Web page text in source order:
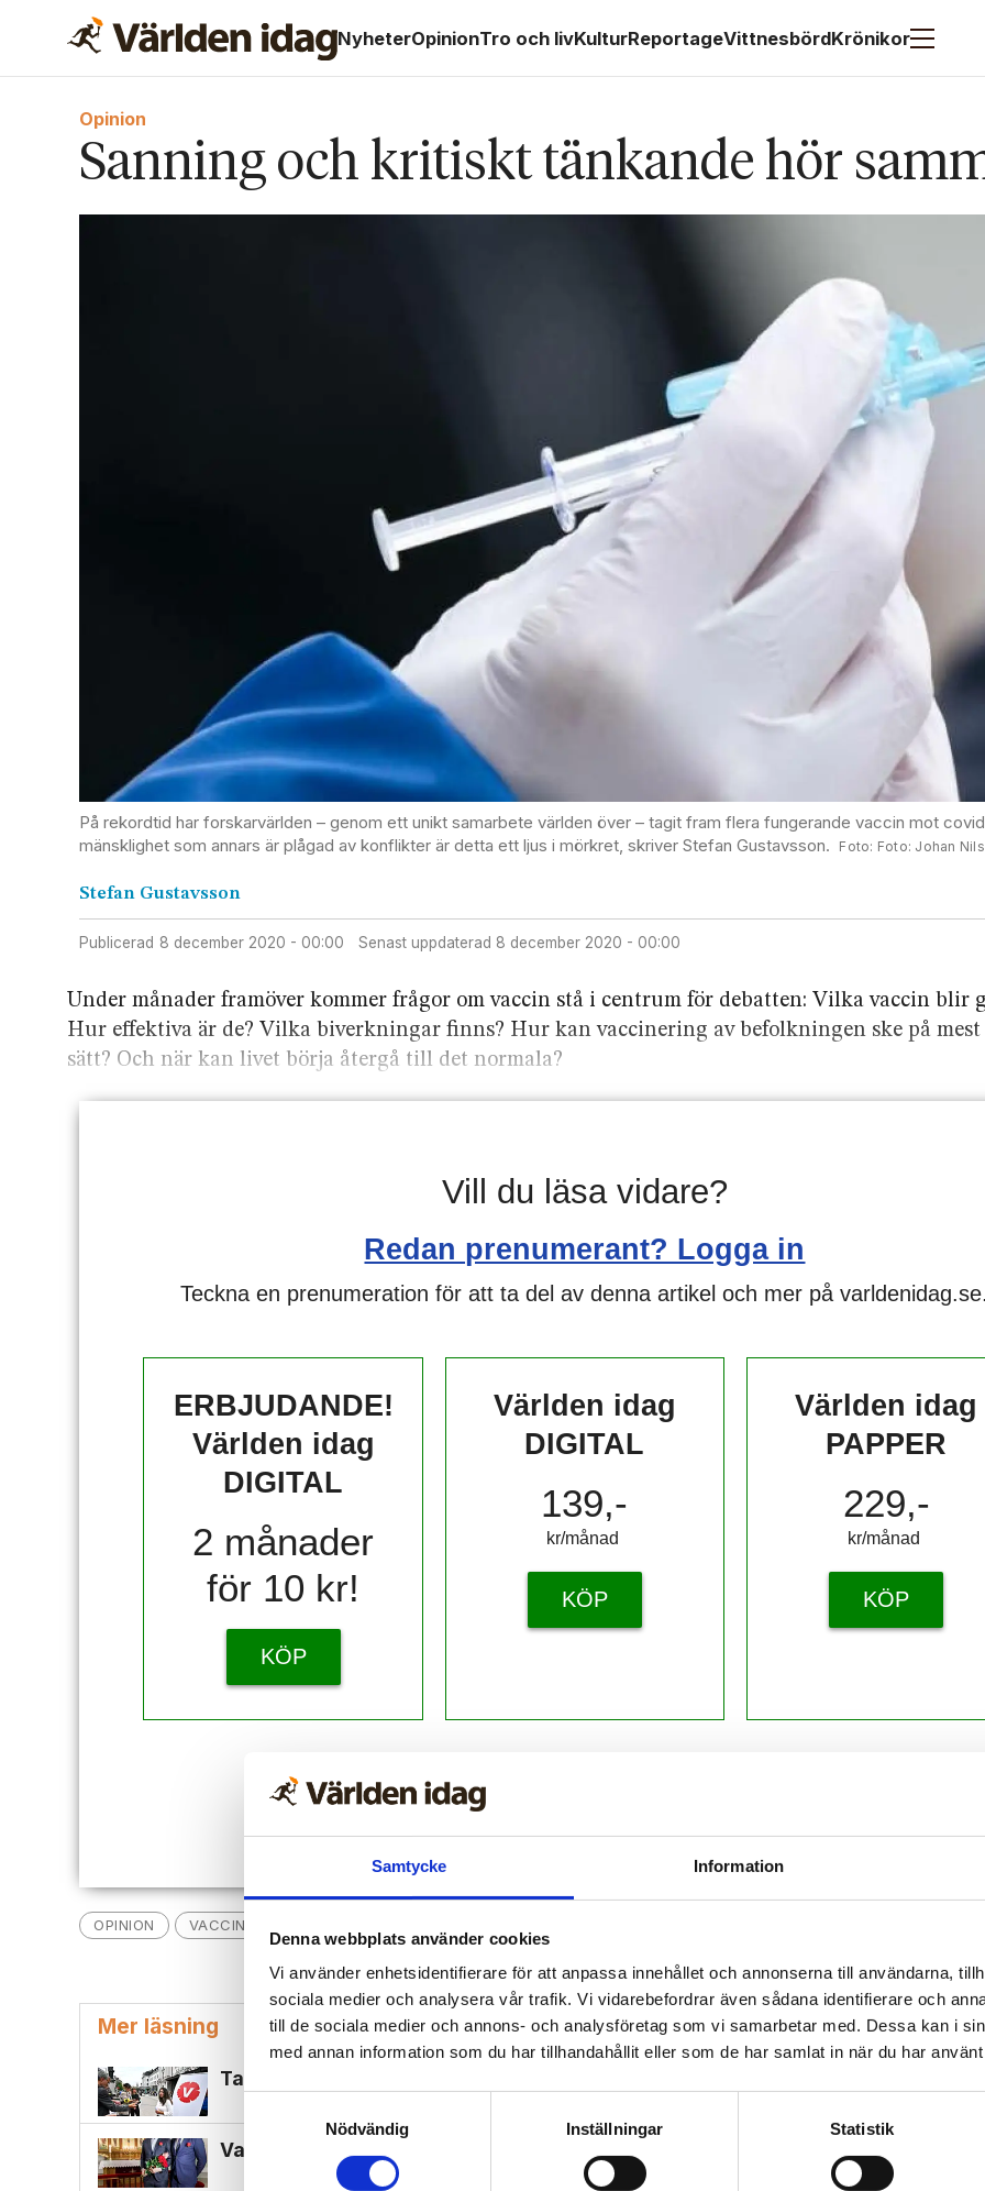
Samtycke Information
Denna webbplats använder cookies
Vi använder enhetsidentifierare för att anpassa innehållet och annonserna till användarna,
sociala medier och analysera vår trafik. Vi vidarebefordrar även sådana identifierare och
till de sociala medier och annons- och analysföretag som vi samarbetar med. Dessa kan i
med annan information som du har tillhandahållit eller som de har samlat in när du har
Nödvändig
Inställningar Statistik
NyheterOpinionTro och livKulturReportageVittnesbördKrönikor
Opinion
Sanning och kritiskt tänkande hör
På rekordtid har forskarvärlden – genom ett unikt samarbete världen över – tagit fram flera fungerande vaccin mot
mänsklighet som annars är plågad av konflikter är detta ett ljus i mörkret, skriver Stefan Gustavsson.
Foto: Johan
Stefan Gustavsson
Publicerad 8 december 2020 - 00:00 Senast uppdaterad 8 december 2020 - 00:00
Under månader framöver kommer frågor om vaccin stå i centrum för debatten: Vilka vaccin blir
Hur effektiva är de? Vilka biverkningar finns? Hur kan vaccinering av befolkningen ske på mest
sätt? Och när kan livet börja återgå till det normala?
Vill du läsa vidare?
Redan prenumerant? Logga in
Teckna en prenumeration för att ta del av denna artikel och mer på
ERBJUDANDE!
Världen idag
DIGITAL
2 månader
för 10 kr!
KÖP
Världen idag
DIGITAL
139,-
kr/månad ​​​​​​
KÖP
Världen idag
PAPPER
229,-
kr/månad ​​​​​​
KÖP
OPINION VACCIN
Mer läsning
Ta med samtliga V-politiker till Israel, Nooshi
Vansinne när Svenska kyrkan gör teologi av irrlära